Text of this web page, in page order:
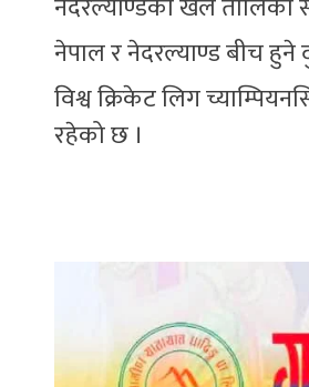
नेपाल र नेदरल्याण्ड बीच हुने
विश्व क्रिकेट लिग
रहेको छ ।